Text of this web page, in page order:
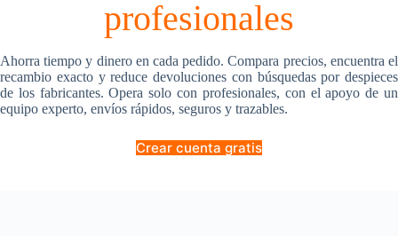
profesionales
Ahorra tiempo y dinero en cada pedido. Compara precios, encuentra el
recambio exacto y reduce devoluciones con búsquedas por despieces
de los fabricantes. Opera solo con profesionales, con el apoyo de un
equipo experto, envíos rápidos, seguros y trazables.
Crear cuenta gratis